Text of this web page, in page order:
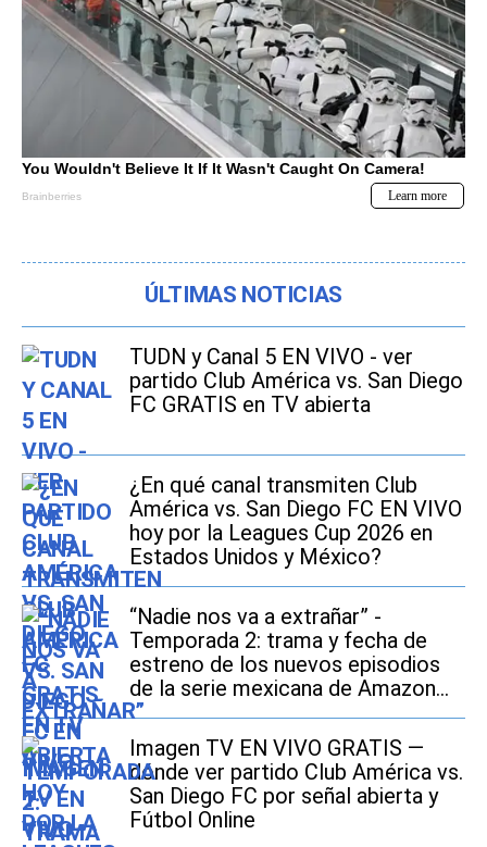
ÚLTIMAS NOTICIAS
TUDN y Canal 5 EN VIVO - ver
partido Club América vs. San Diego
FC GRATIS en TV abierta
¿En qué canal transmiten Club
América vs. San Diego FC EN VIVO
hoy por la Leagues Cup 2026 en
Estados Unidos y México?
“Nadie nos va a extrañar” -
Temporada 2: trama y fecha de
estreno de los nuevos episodios
de la serie mexicana de Amazon
Prime Video
Imagen TV EN VIVO GRATIS —
dónde ver partido Club América vs.
San Diego FC por señal abierta y
Fútbol Online